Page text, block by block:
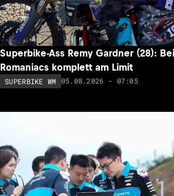
Superbike-Ass Remy Gardner (28):
Romaniacs komplett am Limit
SUPERBIKE WM 05.08.2026 - 07:05